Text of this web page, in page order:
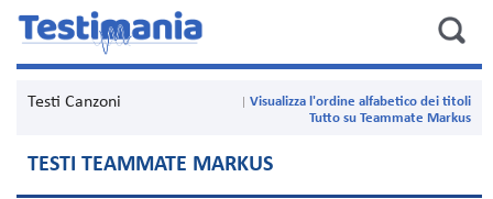
Testi Canzoni
Visualizza l'ordine alfabetico dei titoli
Tutto su Teammate Markus
TESTI TEAMMATE MARKUS